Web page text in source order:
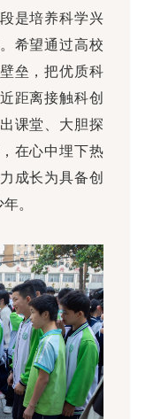
是培养科学兴
希望通过高校
垒，把优质科
距离接触科创
课堂、大胆探
在心中埋下热
成长为具备创
。